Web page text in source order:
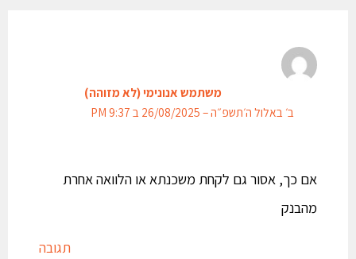
משתמש אנונימי (לא מזוהה)
ב׳ באלול ה׳תשפ״ה – 26/08/2025 ב 9:37 PM
אם כך, אסור גם לקחת משכנתא או הלוואה אחרת
מהבנק
תגובה